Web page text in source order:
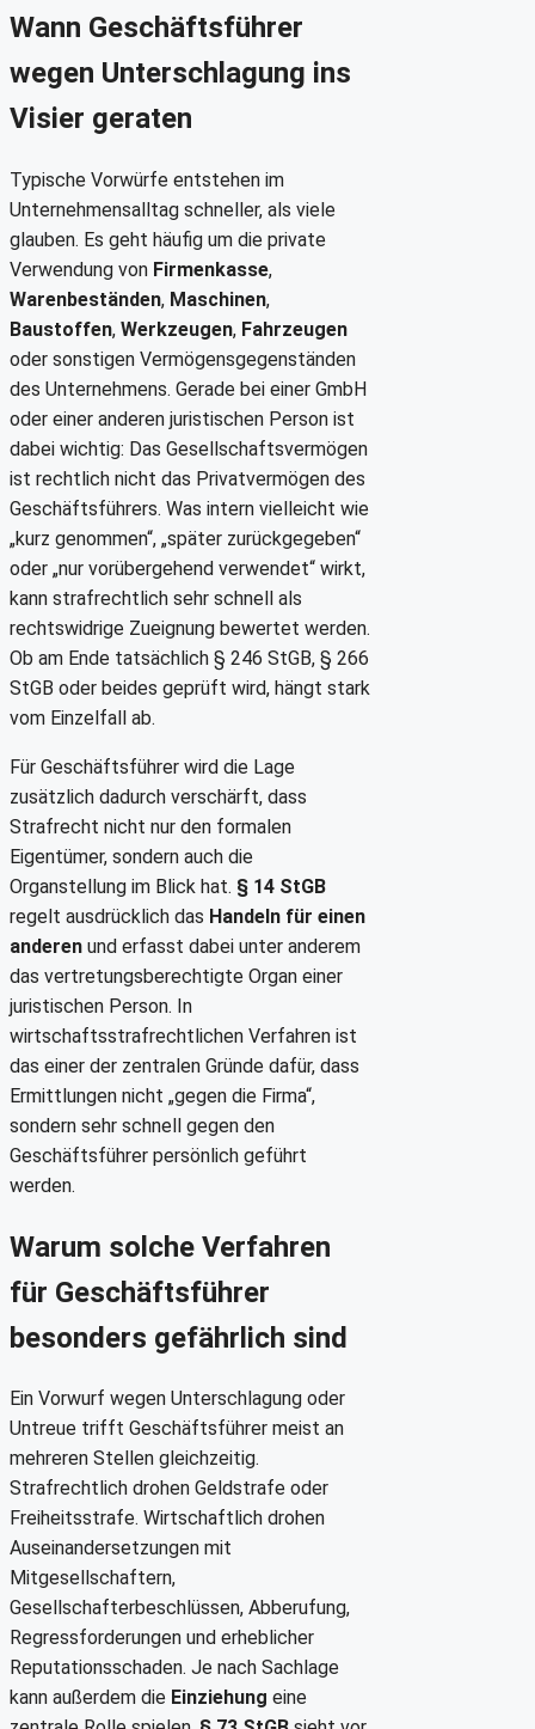
Wann Geschäftsführer
wegen Unterschlagung ins
Visier geraten
Typische Vorwürfe entstehen im
Unternehmensalltag schneller, als viele
glauben. Es geht häufig um die private
Verwendung von Firmenkasse,
Warenbeständen, Maschinen,
Baustoffen, Werkzeugen, Fahrzeugen
oder sonstigen Vermögensgegenständen
des Unternehmens. Gerade bei einer GmbH
oder einer anderen juristischen Person ist
dabei wichtig: Das Gesellschaftsvermögen
ist rechtlich nicht das Privatvermögen des
Geschäftsführers. Was intern vielleicht wie
„kurz genommen“, „später zurückgegeben“
oder „nur vorübergehend verwendet“ wirkt,
kann strafrechtlich sehr schnell als
rechtswidrige Zueignung bewertet werden.
Ob am Ende tatsächlich § 246 StGB, § 266
StGB oder beides geprüft wird, hängt stark
vom Einzelfall ab.
Für Geschäftsführer wird die Lage
zusätzlich dadurch verschärft, dass
Strafrecht nicht nur den formalen
Eigentümer, sondern auch die
Organstellung im Blick hat. § 14 StGB
regelt ausdrücklich das Handeln für einen
anderen und erfasst dabei unter anderem
das vertretungsberechtigte Organ einer
juristischen Person. In
wirtschaftsstrafrechtlichen Verfahren ist
das einer der zentralen Gründe dafür, dass
Ermittlungen nicht „gegen die Firma“,
sondern sehr schnell gegen den
Geschäftsführer persönlich geführt
werden.
Warum solche Verfahren
für Geschäftsführer
besonders gefährlich sind
Ein Vorwurf wegen Unterschlagung oder
Untreue trifft Geschäftsführer meist an
mehreren Stellen gleichzeitig.
Strafrechtlich drohen Geldstrafe oder
Freiheitsstrafe. Wirtschaftlich drohen
Auseinandersetzungen mit
Mitgesellschaftern,
Gesellschafterbeschlüssen, Abberufung,
Regressforderungen und erheblicher
Reputationsschaden. Je nach Sachlage
kann außerdem die Einziehung eine